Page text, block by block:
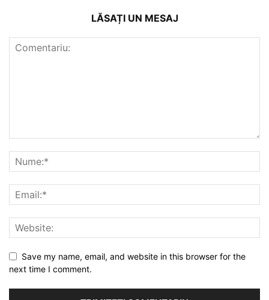
LĂSAȚI UN MESAJ
Save my name, email, and website in this browser for the
next time I comment.